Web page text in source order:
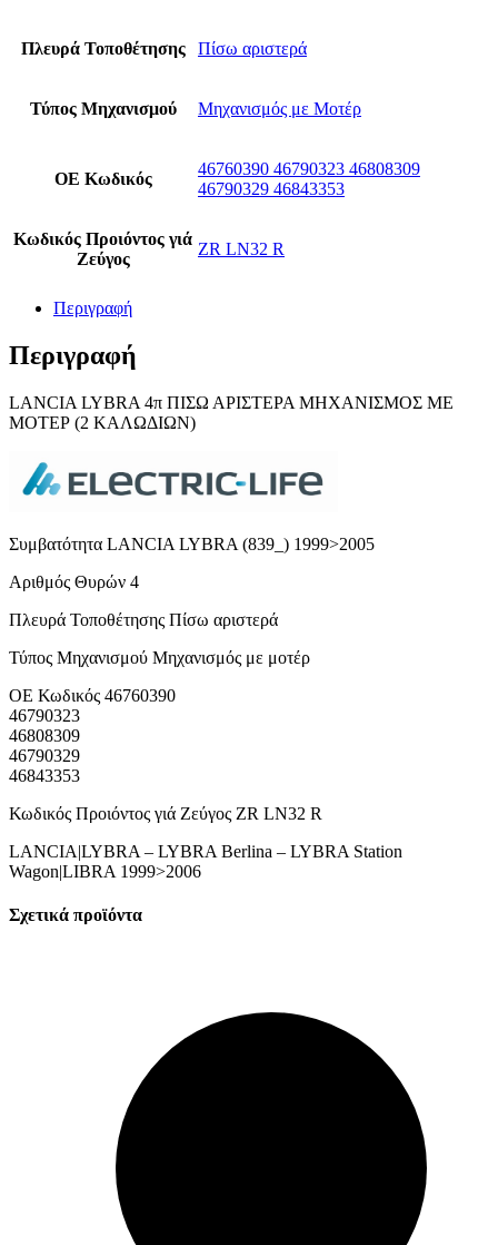
Πλευρά Τοποθέτησης Πίσω αριστερά
Τύπος Μηχανισμού Μηχανισμός με Μοτέρ
ΟΕ Κωδικός
46760390 46790323 46808309
46790329 46843353
Κωδικός Προιόντος γιά
Ζεύγος
ZR LN32 R
Περιγραφή
Περιγραφή
LANCIA LYBRA 4π ΠΙΣΩ ΑΡΙΣΤΕΡΑ ΜΗΧANIΣΜΟΣ ΜΕ
ΜΟΤΕΡ (2 ΚΑΛΩΔΙΩΝ)
Συμβατότητα LANCIA LYBRA (839_) 1999>2005
Αριθμός Θυρών 4
Πλευρά Τοποθέτησης Πίσω αριστερά
Τύπος Μηχανισμού Μηχανισμός με μοτέρ
ΟΕ Κωδικός 46760390
46790323
46808309
46790329
46843353
Κωδικός Προιόντος γιά Ζεύγος ZR LN32 R
LANCIA|LYBRA – LYBRA Berlina – LYBRA Station
Wagon|LIBRA 1999>2006
Σχετικά προϊόντα